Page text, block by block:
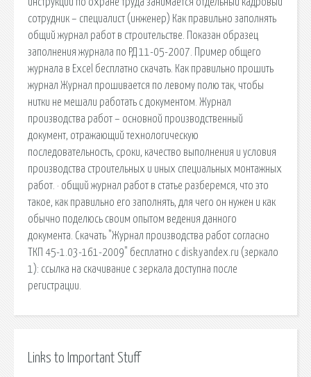
сотрудник – специалист (инженер) Как правильно заполнять
общий журнал работ в строительстве. Показан образец
заполнения журнала по РД 11-05-2007. Пример общего
журнала в Excel бесплатно скачать. Как правильно прошить
журнал Журнал прошивается по левому полю так, чтобы
нитки не мешали работать с документом. Журнал
производства работ – основной производственный
документ, отражающий технологическую
последовательность, сроки, качество выполнения и условия
производства строительных и иных специальных монтажных
работ. · общий журнал работ в статье разберемся, что это
такое, как правильно его заполнять, для чего он нужен и как
обычно поделюсь своим опытом ведения данного
документа. Скачать "Журнал производства работ согласно
ТКП 45-1.03-161-2009" бесплатно с disk.yandex.ru (зеркало
1): ссылка на скачивание с зеркала доступна после
регистрации.
Links to Important Stuff